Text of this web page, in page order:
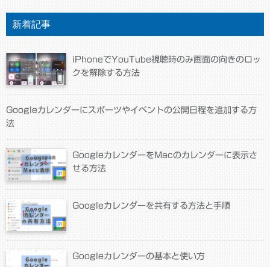
新着記事
iPhoneでYouTube視聴時のみ画面の向きのロッ
クを解除する方法
Googleカレンダーにスポーツやイベントの公開日程を追加する方
法
GoogleカレンダーをMacのカレンダーに表示さ
せる方法
Googleカレンダーを共有する方法と手順
Googleカレンダーの基本と使い方